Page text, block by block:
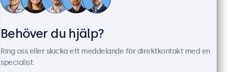
10 Tums Touchskärm, Metall (4:3)
Artikelnummer:
Behöver du hjälp?
Ring oss eller skicka ett meddelande för direktkontakt med en
specialist.